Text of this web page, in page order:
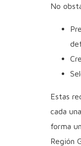
No
Estas
cada
forma
Región